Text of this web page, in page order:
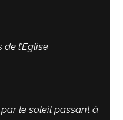
l’Eglise
le soleil passant à